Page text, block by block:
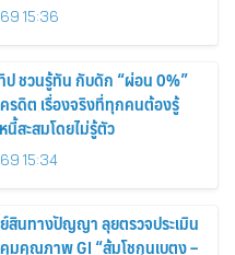
15:36
ชวนรู้ทัน กับดัก “ผ่อน 0%”
รดิต เรื่องจริงที่ทุกคนต้องรู้
สะสมโดยไม่รู้ตัว
15:34
นทางปัญญา ลุยตรวจประเมิน
มคุณภาพ GI “ส้มโชกุนเบตง –